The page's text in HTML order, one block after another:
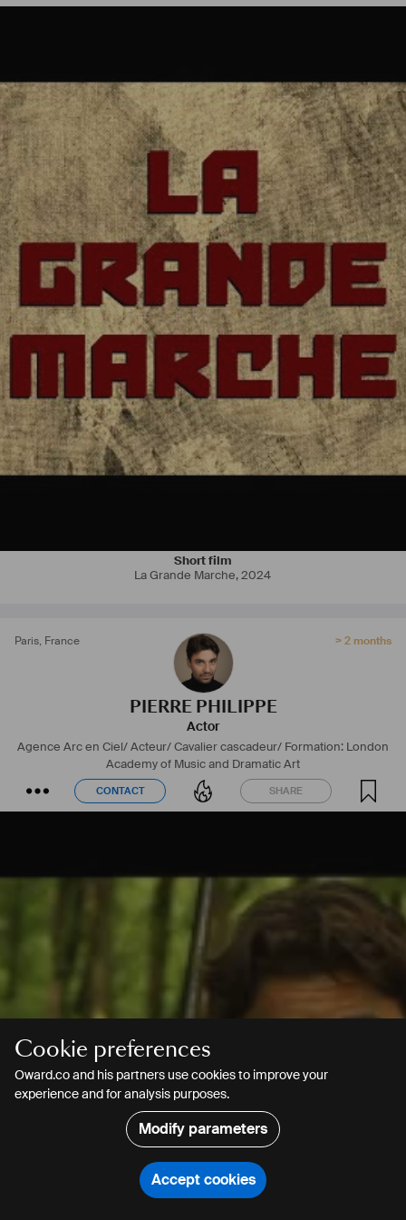
Cookie preferences
Oward.co and his partners use cookies to improve your
experience and for analysis purposes.
Modify parameters
Accept cookies
Short film
La Grande Marche,2024
Paris, France > 2 months
PIERRE PHILIPPE
Actor
Agence Arc en Ciel/Acteur/ Cavalier cascadeur/ Formation: London
Academy of Music and Dramatic Art
CONTACT SHARE
CONTACT SHARE
Search